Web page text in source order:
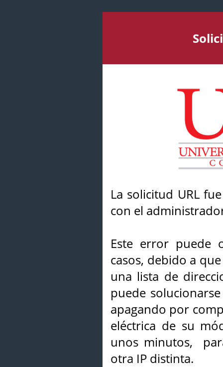
La solicitud URL
con el
Este error puede
casos, debido a
una lista de
puede
apagando por
eléctrica de su
unos minutos,
otra IP distinta.